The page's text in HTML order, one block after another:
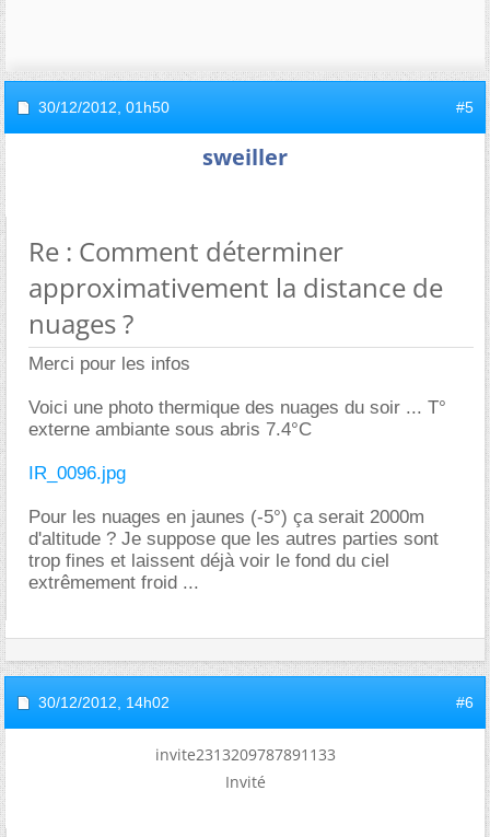
30/12/2012, 01h50 #5
sweiller
Re : Comment déterminer
approximativement la distance de
nuages ?
Merci pour les infos
Voici une photo thermique des nuages du soir ... T°
externe ambiante sous abris 7.4°C
IR_0096.jpg
Pour les nuages en jaunes (-5°) ça serait 2000m
d'altitude ? Je suppose que les autres parties sont
trop fines et laissent déjà voir le fond du ciel
extrêmement froid ...
30/12/2012, 14h02 #6
invite2313209787891133
Invité